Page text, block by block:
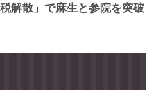
解散」で麻生と参院を突破